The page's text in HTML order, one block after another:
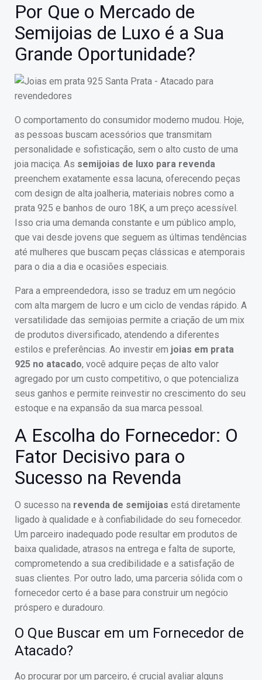
Por Que o Mercado de
Semijoias de Luxo é a Sua
Grande Oportunidade?
O comportamento do consumidor moderno mudou. Hoje,
as pessoas buscam acessórios que transmitam
personalidade e sofisticação, sem o alto custo de uma
joia maciça. As semijoias de luxo para revenda
preenchem exatamente essa lacuna, oferecendo peças
com design de alta joalheria, materiais nobres como a
prata 925 e banhos de ouro 18K, a um preço acessível.
Isso cria uma demanda constante e um público amplo,
que vai desde jovens que seguem as últimas tendências
até mulheres que buscam peças clássicas e atemporais
para o dia a dia e ocasiões especiais.
Para a empreendedora, isso se traduz em um negócio
com alta margem de lucro e um ciclo de vendas rápido. A
versatilidade das semijoias permite a criação de um mix
de produtos diversificado, atendendo a diferentes
estilos e preferências. Ao investir em joias em prata
925 no atacado, você adquire peças de alto valor
agregado por um custo competitivo, o que potencializa
seus ganhos e permite reinvestir no crescimento do seu
estoque e na expansão da sua marca pessoal.
A Escolha do Fornecedor: O
Fator Decisivo para o
Sucesso na Revenda
O sucesso na revenda de semijoias está diretamente
ligado à qualidade e à confiabilidade do seu fornecedor.
Um parceiro inadequado pode resultar em produtos de
baixa qualidade, atrasos na entrega e falta de suporte,
comprometendo a sua credibilidade e a satisfação de
suas clientes. Por outro lado, uma parceria sólida com o
fornecedor certo é a base para construir um negócio
próspero e duradouro.
O Que Buscar em um Fornecedor de
Atacado?
Ao procurar por um parceiro, é crucial avaliar alguns